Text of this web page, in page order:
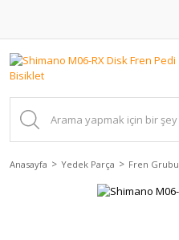
Anasayfa Yedek Parça Fren Grubu